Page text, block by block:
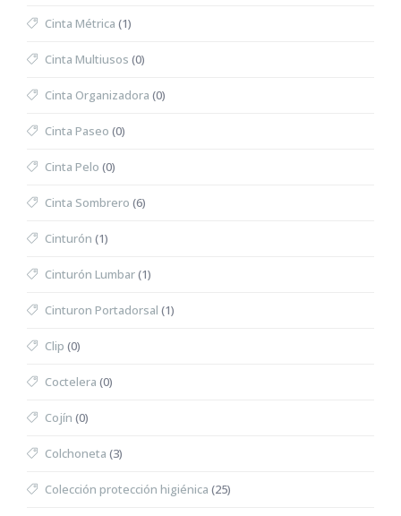
Cinta Métrica (1)
Cinta Multiusos (0)
Cinta Organizadora (0)
Cinta Paseo (0)
Cinta Pelo (0)
Cinta Sombrero (6)
Cinturón (1)
Cinturón Lumbar(1)
Cinturon Portadorsal (1)
Clip (0)
Coctelera (0)
Cojín (0)
Colchoneta (3)
Colección protección higiénica (25)